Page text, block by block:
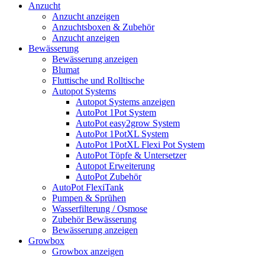
Anzucht
Anzucht anzeigen
Anzuchtsboxen & Zubehör
Anzucht anzeigen
Bewässerung
Bewässerung anzeigen
Blumat
Fluttische und Rolltische
Autopot Systems
Autopot Systems anzeigen
AutoPot 1Pot System
AutoPot easy2grow System
AutoPot 1PotXL System
AutoPot 1PotXL Flexi Pot System
AutoPot Töpfe & Untersetzer
Autopot Erweiterung
AutoPot Zubehör
AutoPot FlexiTank
Pumpen & Sprühen
Wasserfilterung / Osmose
Zubehör Bewässerung
Bewässerung anzeigen
Growbox
Growbox anzeigen